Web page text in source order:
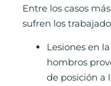
Entre los casos
sufren los
Lesiones en
hombros
de posición a